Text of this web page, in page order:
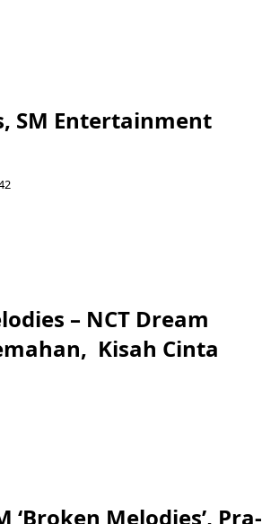
SM Entertainment
– NCT Dream
Kisah Cinta
‘Broken Melodies’, Pra-